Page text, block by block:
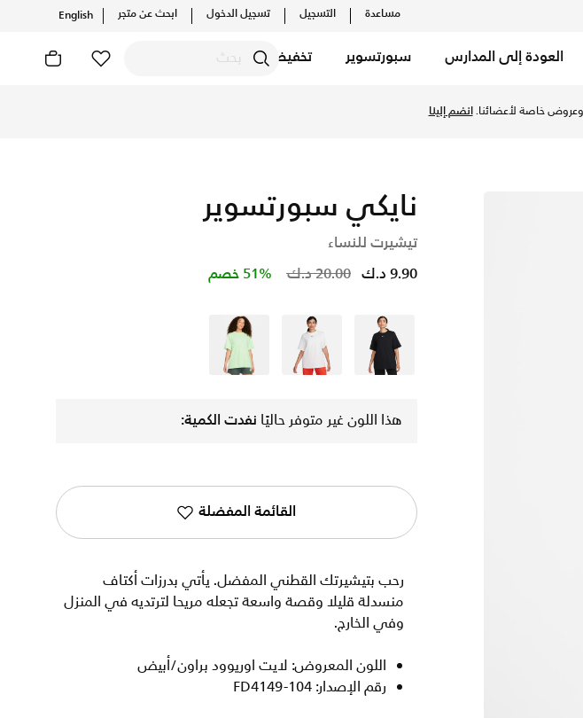
مساعدة التسجيل تسجيل الدخول ابحث عن متجر English
العودة إلى المدارس سبورتسوير تخفيضات
وعروض خاصة لأعضائنا.انضم إلينا
نايكي سبورتسوير
تيشيرت للنساء
Price reduced from
20.00 د.ك to 9.90 د.ك 51% خصم
أسود أبيض أخضر
هذا اللون غير متوفر حاليًا نفدت الكمية:
القائمة المفضلة
رحب بتيشيرتك القطني المفضل. يأتي بدرزات أكتاف
منسدلة قليلا وقصة واسعة تجعله مريحا لترتديه في المنزل
وفي الخارج.
اللون المعروض: لايت اوريوود براون/أبيض
رقم الإصدار: FD4149-104